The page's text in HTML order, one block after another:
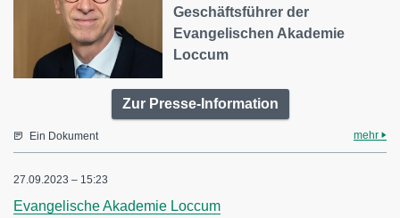
Geschäftsführer der
Evangelischen Akademie
Loccum
Zur Presse-Information
Ein Dokument mehr
27.09.2023 – 15:23
Evangelische Akademie Loccum